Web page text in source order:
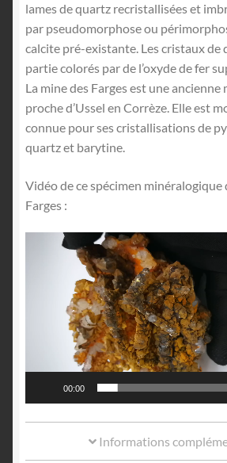
lames de quartz recristallisées et
par pseudomorphose ou
calcite pré-existante. Les cristaux de
partie colorés par de l’oxyde de fer
La mine des Farges est une ancienne
proche d’Ussel en Corrèze. Elle est
connue pour ses cristallisations de
quartz et barytine.
Vidéo de ce spécimen minéralogique
Farges :
Lecteur
00:00
Informations